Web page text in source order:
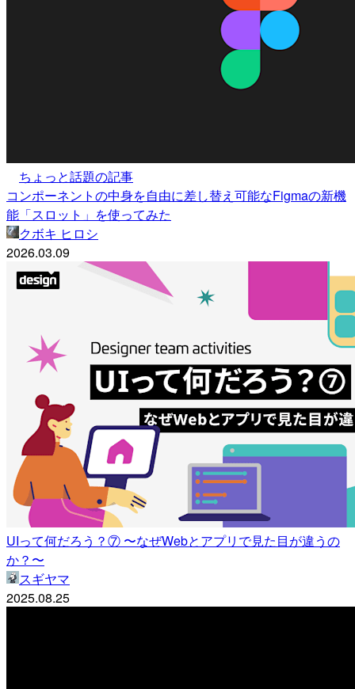
ちょっと話題の記事
コンポーネントの中身を自由に差し替え可能なFigmaの新機
能「スロット」を使ってみた
クボキ ヒロシ
2026.03.09
UIって何だろう？⑦ 〜なぜWebとアプリで見た目が違うの
か？〜
スギヤマ
2025.08.25